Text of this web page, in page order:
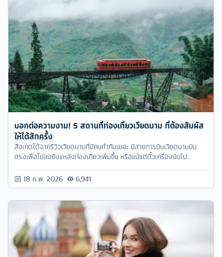
บอกต่อความงาม! 5 สถานที่ท่องเที่ยวเวียดนาม ที่ต้องสัมผัส
ให้ได้สักครั้ง
สังเกตได้จากรีวิวเวียดนามที่มีคนทำกันเยอะ มีสายการบินเวียดนามบิน
ตรงเพื่อไปลงยังแหล่งท่องเที่ยวเพิ่มขึ้น หรือแม้แต่ตั๋วเครื่องบินไป
18 ก.พ. 2026 6,941